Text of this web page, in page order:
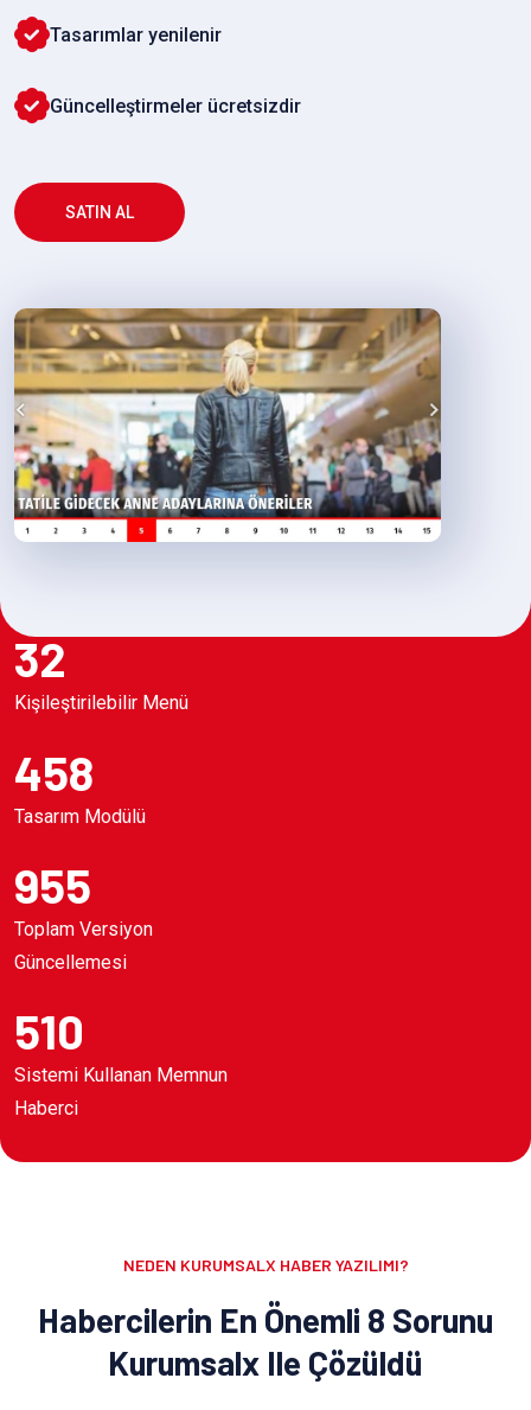
Tasarımlar yenilenir
Güncelleştirmeler ücretsizdir
SATIN AL
32
Kişileştirilebilir Menü
458
Tasarım Modülü
955
Toplam Versiyon
Güncellemesi
510
Sistemi Kullanan Memnun
Haberci
NEDEN KURUMSALX HABER YAZILIMI?
Habercilerin En Önemli 8 Sorunu
Kurumsalx Ile Çözüldü